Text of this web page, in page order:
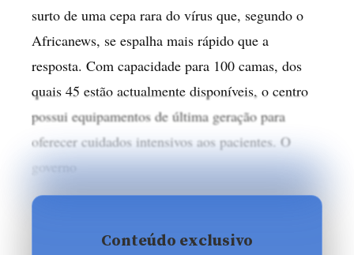
surto de uma cepa rara do vírus que, segundo o
Africanews, se espalha mais rápido que a
resposta. Com capacidade para 100 camas, dos
quais 45 estão actualmente disponíveis, o centro
possui equipamentos de última geração para
oferecer cuidados intensivos aos pacientes. O
governo
Conteúdo exclusivo